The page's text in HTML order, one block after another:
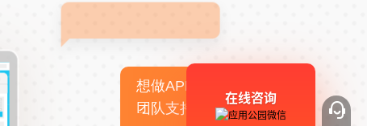
想做APP，但没有技术
团队支持
在线咨询